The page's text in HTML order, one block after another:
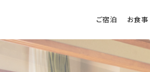
ご宿泊 お食事